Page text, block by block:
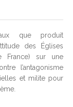
que produit
des Églises
France) sur une
l’antagonisme
et milite pour